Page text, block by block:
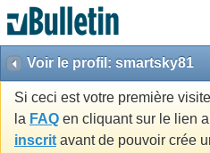
Voir le profil: smartsky81
Si ceci est votre première
la FAQ en cliquant sur le lien
inscrit avant de pouvoir crée